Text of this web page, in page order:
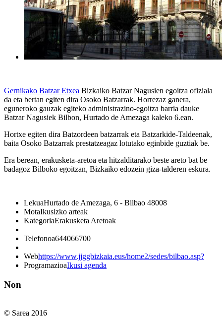
Gernikako Batzar Etxea Bizkaiko Batzar Nagusien egoitza ofiziala
da eta bertan egiten dira Osoko Batzarrak. Horrezaz ganera,
eguneroko gauzak egiteko administrazino-egoitza barria dauke
Batzar Nagusiek Bilbon, Hurtado de Amezaga kaleko 6.ean.
Hortxe egiten dira Batzordeen batzarrak eta Batzarkide-Taldeenak,
baita Osoko Batzarrak prestatzeagaz lotutako eginbide guztiak be.
Era berean, erakusketa-aretoa eta hitzalditarako beste areto bat be
badagoz Bilboko egoitzan, Bizkaiko edozein giza-talderen eskura.
LekuaHurtado de Amezaga, 6 - Bilbao 48008
MotaIkusizko arteak
KategoriaErakusketa Aretoak
Telefonoa644066700
Webhttps://www.jjggbizkaia.eus/home2/sedes/bilbao.asp?
ProgramazioaIkusi agenda
Non
© Sarea 2016